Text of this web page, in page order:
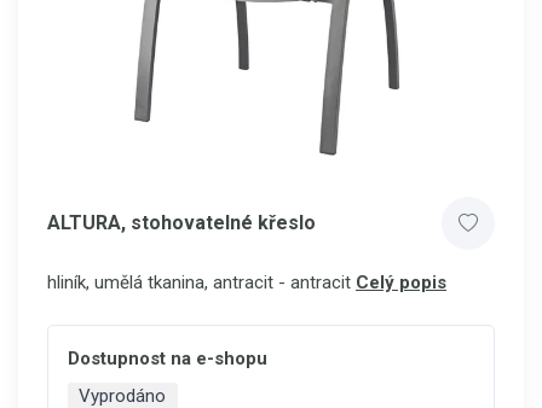
ALTURA, stohovatelné křeslo
hliník, umělá tkanina, antracit - antracit Celý popis
Dostupnost na e-shopu
Vyprodáno